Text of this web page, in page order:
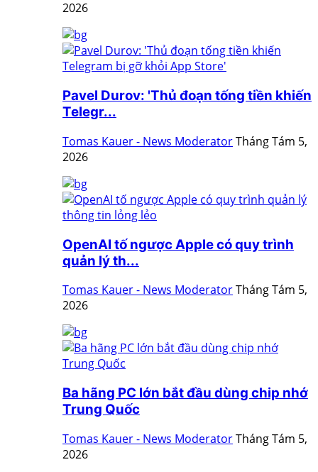
2026
Pavel Durov: 'Thủ đoạn tống tiền khiến
Telegr...
Tomas Kauer - News ModeratorTháng Tám 5,
2026
OpenAI tố ngược Apple có quy trình
quản lý th...
Tomas Kauer - News ModeratorTháng Tám 5,
2026
Ba hãng PC lớn bắt đầu dùng chip nhớ
Trung Quốc
Tomas Kauer - News ModeratorTháng Tám 5,
2026